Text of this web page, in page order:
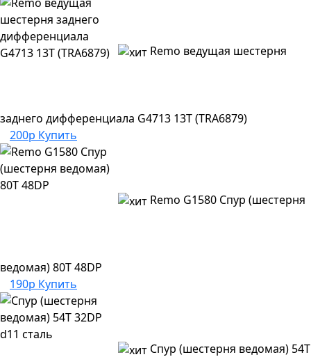
Remo ведущая шестерня
заднего дифференциала G4713 13T (TRA6879)
200р Купить
Remo G1580 Спур (шестерня
ведомая) 80T 48DP
190р Купить
Спур (шестерня ведомая) 54T